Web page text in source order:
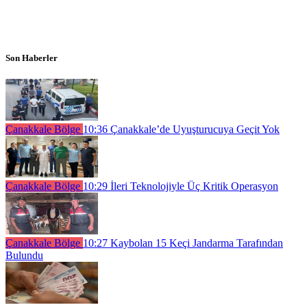
Son Haberler
Çanakkale Bölge 10:36 Çanakkale’de Uyuşturucuya Geçit Yok
Çanakkale Bölge 10:29 İleri Teknolojiyle Üç Kritik Operasyon
Çanakkale Bölge 10:27 Kaybolan 15 Keçi Jandarma Tarafından
Bulundu